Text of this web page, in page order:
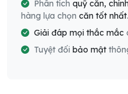
Phân tích quỹ căn,
hàng lựa chọn căn tốt nhất.
Giải đáp mọi thắc mắc
Tuyệt đối bảo mật